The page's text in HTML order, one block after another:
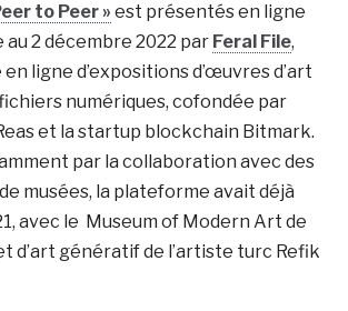
to Peer » est présentés en ligne
au 2 décembre 2022 par Feral File,
ligne d’expositions d’œuvres d’art
numériques, cofondée par
et la startup blockchain Bitmark.
par la collaboration avec des
musées, la plateforme avait déjà
avec le Museum of Modern Art de
d’art génératif de l’artiste turc Refik